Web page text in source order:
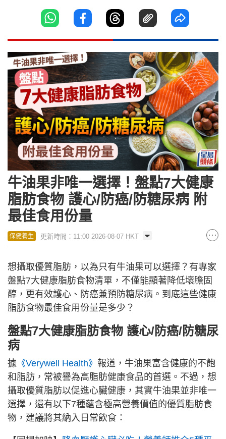
牛油果非唯一選擇！盤點7大健康
脂肪食物 護心/防癌/防糖尿病 附
最佳食用份量
保健養生 更新時間：11:00 2026-08-07 HKT
想攝取優質脂肪，以為只有牛油果可以選擇？有專家
盤點7大健康脂肪食物清單，不僅能顯著降低壞膽固
醇，更有效護心、防癌兼預防糖尿病。到底這些健康
脂肪食物最佳食用份量是多少？
盤點7大健康脂肪食物 護心/防癌/防糖尿
病
據 《Verywell Health》 報道，牛油果富含健康的不飽
和脂肪，常被譽為高脂肪健康食品的首選。不過，想
攝取優質脂肪以促進心臟健康，其實牛油果並非唯一
選擇，還有以下7種蘊含極高營養價值的優質脂肪食
物，建議將其納入日常飲食：